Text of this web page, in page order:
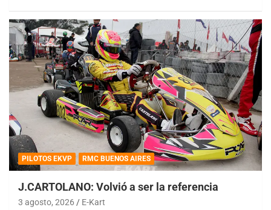
PILOTOS EKVP RMC BUENOS AIRES
J.CARTOLANO: Volvió a ser la referencia
3 agosto, 2026 E-Kart